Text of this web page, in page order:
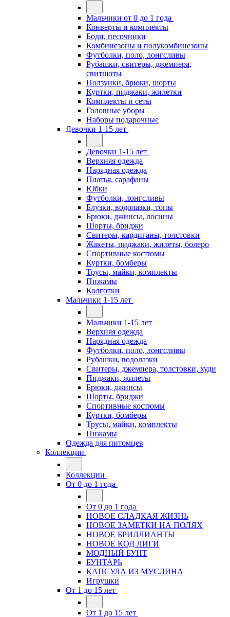
Мальчики от 0 до 1 года
Конверты и комплекты
Боди, песочники
Комбинезоны и полукомбинезоны
Футболки, поло, лонгсливы
Рубашки, свитеры, джемпера,
свитшоты
Ползунки, брюки, шорты
Куртки, пиджаки, жилетки
Комплекты и сеты
Головные уборы
Наборы подарочные
Девочки 1-15 лет
Девочки 1-15 лет
Верхняя одежда
Нарядная одежда
Платья, сарафаны
Юбки
Футболки, лонгсливы
Блузки, водолазки, топы
Брюки, джинсы, лосины
Шорты, бриджи
Свитеры, кардиганы, толстовки
Жакеты, пиджаки, жилеты, болеро
Спортивные костюмы
Куртки, бомберы
Трусы, майки, комплекты
Пижамы
Колготки
Мальчики 1-15 лет
Мальчики 1-15 лет
Верхняя одежда
Нарядная одежда
Футболки, поло, лонгсливы
Рубашки, водолазки
Свитеры, джемпера, толстовки, худи
Пиджаки, жилеты
Брюки, джинсы
Шорты, бриджи
Спортивные костюмы
Куртки, бомберы
Трусы, майки, комплекты
Пижамы
Одежда для питомцев
Коллекции
Коллекции
От 0 до 1 года
От 0 до 1 года
НОВОЕ СЛАДКАЯ ЖИЗНЬ
НОВОЕ ЗАМЕТКИ НА ПОЛЯХ
НОВОЕ БРИЛЛИАНТЫ
НОВОЕ КОД ЛИГИ
МОДНЫЙ БУНТ
БУНТАРЬ
КАПСУЛА ИЗ МУСЛИНА
Игрушки
От 1 до 15 лет
От 1 до 15 лет